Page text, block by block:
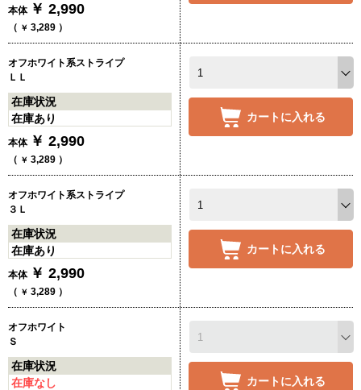
本体 ￥ 2,990
（ ￥ 3,289 ）
オフホワイト系ストライプ
ＬＬ
在庫状況
在庫あり
本体 ￥ 2,990
（ ￥ 3,289 ）
カートに入れる
オフホワイト系ストライプ
３Ｌ
在庫状況
在庫あり
本体 ￥ 2,990
（ ￥ 3,289 ）
カートに入れる
オフホワイト
Ｓ
在庫状況
在庫なし
カートに入れる